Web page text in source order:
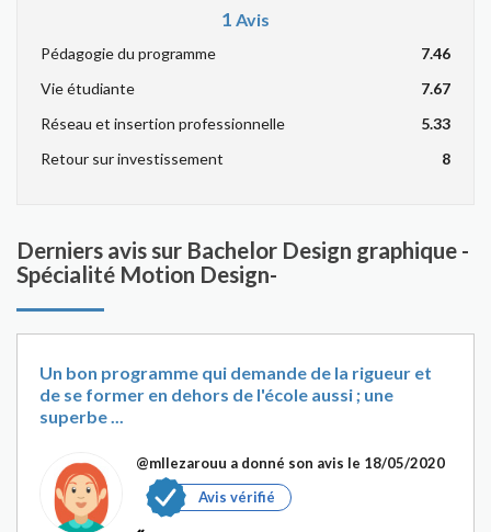
1 Avis
Pédagogie du programme
7.46
Vie étudiante
7.67
Réseau et insertion professionnelle
5.33
Retour sur investissement
8
Derniers avis sur Bachelor Design graphique -
Spécialité Motion Design-
Un bon programme qui demande de la rigueur et
de se former en dehors de l'école aussi ; une
superbe ...
@mllezarouu a donné son avis le 18/05/2020
Avis vérifié